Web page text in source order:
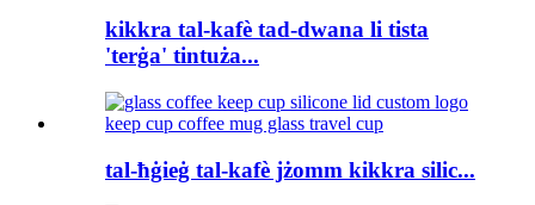
kikkra tal-kafè tad-dwana li tista
'terġa' tintuża...
tal-ħġieġ tal-kafè jżomm kikkra silic...